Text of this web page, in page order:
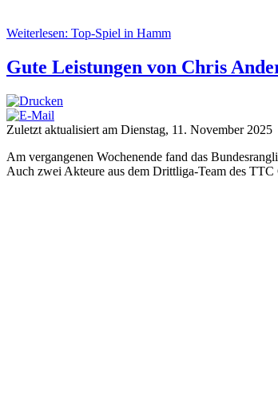
Weiterlesen: Top-Spiel in Hamm
Gute Leistungen von Chris
Zuletzt aktualisiert am Dienstag, 11. November 2025
Am vergangenen Wochenende fand das
Auch zwei Akteure aus dem Dritt­liga-Team des